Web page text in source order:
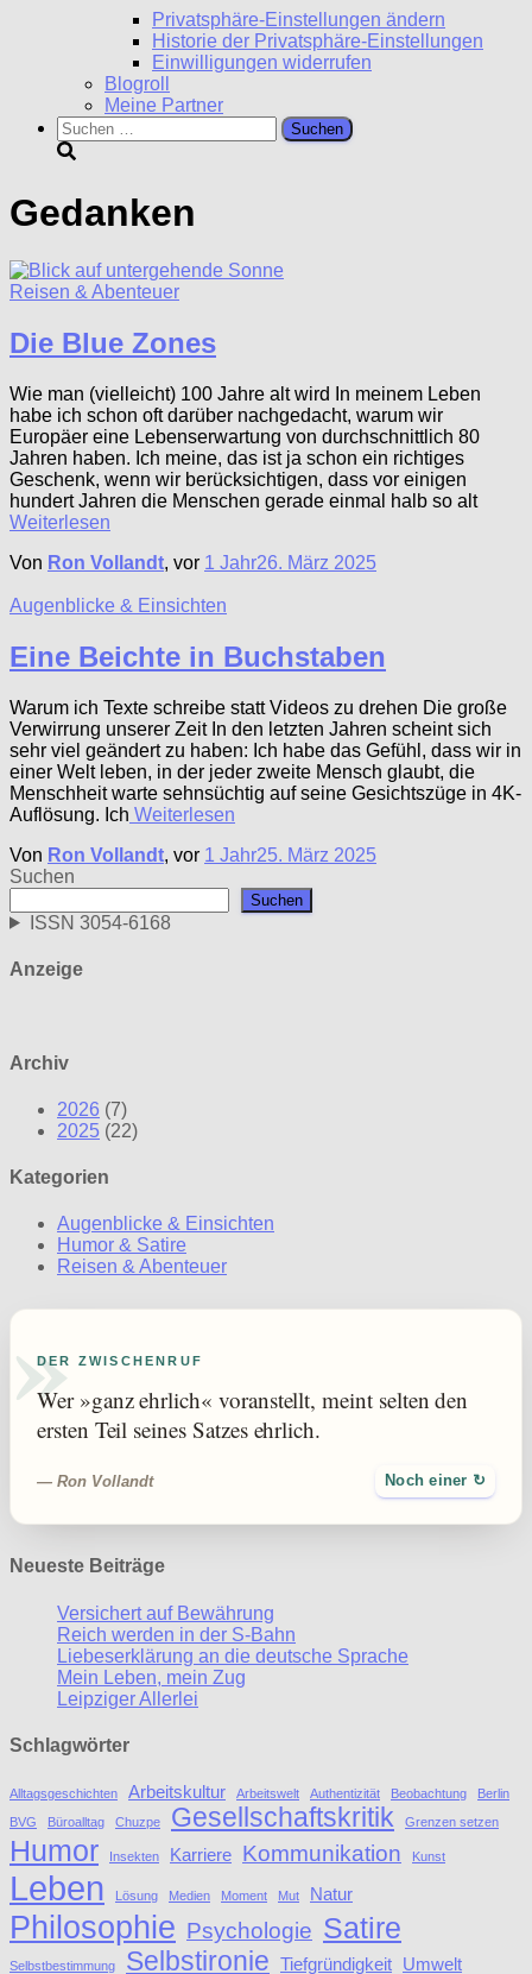
Privatsphäre-Einstellungen ändern
Historie der Privatsphäre-Einstellungen
Einwilligungen widerrufen
Blogroll
Meine Partner
Suchen
nach:
Gedanken
Reisen & Abenteuer
Die Blue Zones
Wie man (vielleicht) 100 Jahre alt wird In meinem Leben
habe ich schon oft darüber nachgedacht, warum wir
Europäer eine Lebenserwartung von durchschnittlich 80
Jahren haben. Ich meine, das ist ja schon ein richtiges
Geschenk, wenn wir berücksichtigen, dass vor einigen
hundert Jahren die Menschen gerade einmal halb so alt
Weiterlesen
Von Ron Vollandt, vor 1 Jahr26. März 2025
Augenblicke & Einsichten
Eine Beichte in Buchstaben
Warum ich Texte schreibe statt Videos zu drehen Die große
Verwirrung unserer Zeit In den letzten Jahren scheint sich
sehr viel geändert zu haben: Ich habe das Gefühl, dass wir in
einer Welt leben, in der jeder zweite Mensch glaubt, die
Menschheit warte sehnsüchtig auf seine Gesichtszüge in 4K-
Auflösung. Ich Weiterlesen
Von Ron Vollandt, vor 1 Jahr25. März 2025
Suchen
Suchen
ISSN 3054-6168
Anzeige
Archiv
2026 (7)
2025 (22)
Kategorien
Augenblicke & Einsichten
Humor & Satire
Reisen & Abenteuer
»DER ZWISCHENRUF
Wer »ganz ehrlich« voranstellt, meint selten den
ersten Teil seines Satzes ehrlich.
— Ron Vollandt Noch einer ↻
Neueste Beiträge
Versichert auf Bewährung
Reich werden in der S-Bahn
Liebeserklärung an die deutsche Sprache
Mein Leben, mein Zug
Leipziger Allerlei
Schlagwörter
Alltagsgeschichten Arbeitskultur Arbeitswelt Authentizität Beobachtung
Berlin
BVG
Büroalltag Chuzpe Gesellschaftskritik Grenzen setzen
Humor Insekten Karriere Kommunikation Kunst
Leben Lösung Medien Moment Mut Natur
Philosophie Psychologie Satire
Selbstbestimmung Selbstironie Tiefgründigkeit Umwelt